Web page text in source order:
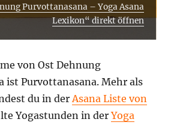
Purvottanasana – Yoga Asana
Lexikon“ direkt öffnen
von Ost Dehnung
ist Purvottanasana. Mehr als
du in der Asana Liste von
Yogastunden in derYoga